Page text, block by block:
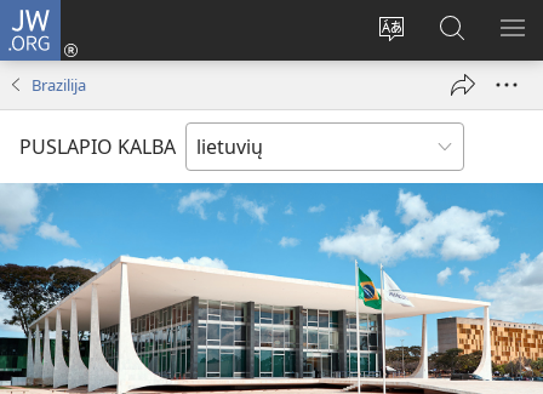
JW.ORG
Pakeisti
svetainės
Prisijungti
(atsiveria Paieška
svetainėje
JW.ORG
Brazilija
PUSLAPIO KALBA